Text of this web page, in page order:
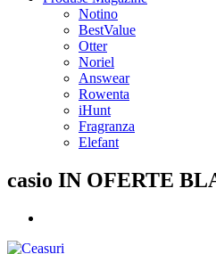
Notino
BestValue
Otter
Noriel
Answear
Rowenta
iHunt
Fragranza
Elefant
casio IN OFERTE